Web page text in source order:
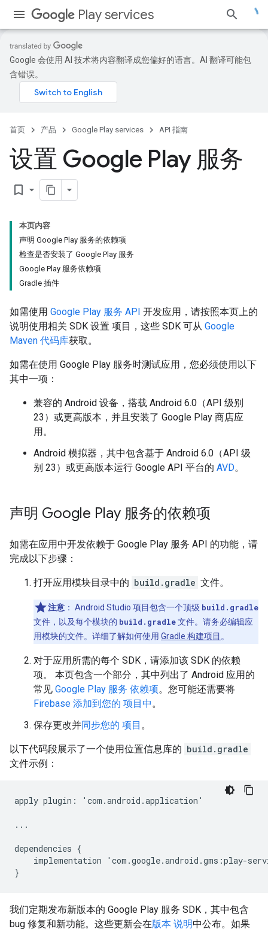
Play services
Google 会使用 AI 技术将内容翻译成您偏好的语言。AI 翻译可能包
含错误。
首页 产品 Google Play services API 指南
设置 Google Play 服务
bookmark_border
本页内容
声明 Google Play 服务的依赖项
检查是否安装了 Google Play 服务
Google Play 服务依赖项
Gradle 插件
如需使用 Google Play 服务 API 开发应用，请按照本页上的
说明使用相关 SDK 设置 项目，这些 SDK 可从 Google
Maven 代码库获取。
如需在使用 Google Play 服务时测试应用，您必须使用以下
其中一项：
兼容的 Android 设备，搭载 Android 6.0（API 级别
23）或更高版本，并且安装了 Google Play 商店应
用。
Android 模拟器，其中包含基于 Android 6.0（API 级
别 23）或更高版本运行 Google API 平台的 AVD。
声明 Google Play 服务的依赖项
如需在应用中开发依赖于 Google Play 服务 API 的功能，请
完成以下步骤：
打开应用模块目录中的 build.gradle 文件。
注意 ： Android Studio 项目包含一个顶级 build.gradle
文件，以及每个模块的 build.gradle文件。请务必编辑应
用模块的文件。详细了解如何使用 Gradle 构建项目 。
对于应用所需的每个 SDK，请添加该 SDK 的依赖
项。 本页包含一个部分，其中列出了 Android 应用的
常见 Google Play 服务 依赖项。您可能还需要将
Firebase 添加到您的 项目中。
保存更改并同步您的 项目 。
以下代码段展示了一个使用位置信息库的 build.gradle
文件示例：
apply plugin : ' com .android .application '
...
dependencies {
implementation
' com .google.android .gms :play-
}
我们定期发布新版本的 Google Play 服务 SDK，其中包含
bug 修复和新功能。这些更新会在版本 说明中公布。如果